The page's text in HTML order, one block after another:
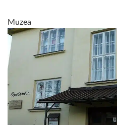
Muzea